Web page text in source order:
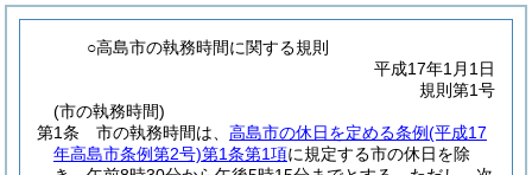
○高島市の執務時間に関する規則
平成17年1月1日
規則第1号
(市の執務時間)
第1条
市の執務時間は、 高島市の休日を定める条例(平成17
年高島市条例第2号)第1条第1項に規定する市の休日を除